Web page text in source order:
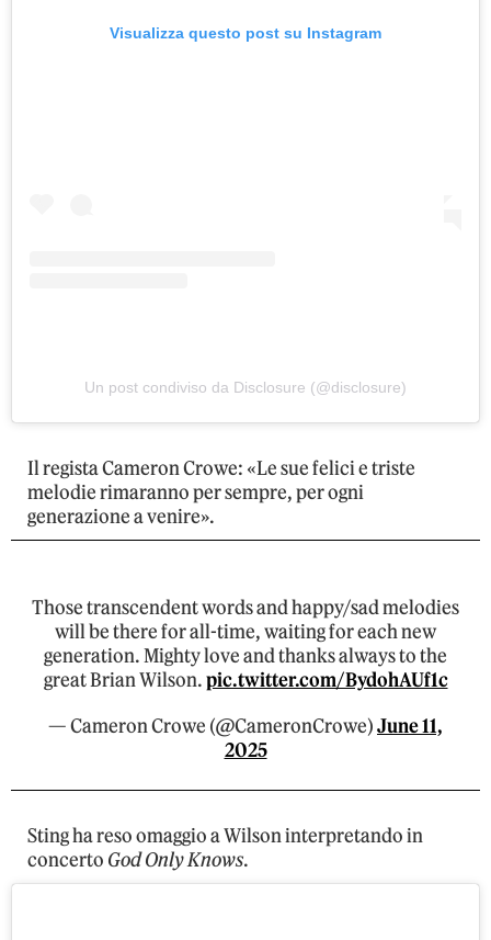
Visualizza questo post su Instagram
Un post condiviso da Disclosure (@disclosure)
Il regista Cameron Crowe: «Le sue felici e triste
melodie rimaranno per sempre, per ogni
generazione a venire».
Those transcendent words and happy/sad melodies
will be there for all-time, waiting for each new
generation. Mighty love and thanks always to the
great Brian Wilson.pic.twitter.com/BydohAUf1c
— Cameron Crowe (@CameronCrowe)June 11,
2025
Sting ha reso omaggio a Wilson interpretando in
concerto God Only Knows.